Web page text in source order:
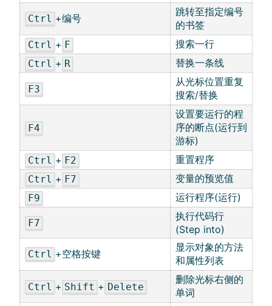
Ctrl +编号
跳转至指定编号
的书签
Ctrl + F 搜索一行
Ctrl + R 替换一条线
F3
从光标位置重复
搜索/替换
F4
设置要运行的程
序的断点(运行到
游标)
Ctrl + F2 重置程序
Ctrl + F7 变量的预览值
F9 运行程序(运行)
F7
执行代码行
(Step into)
Ctrl +空格按键
显示对象的方法
和属性列表
Ctrl + Shift + Delete
删除光标右侧的
单词